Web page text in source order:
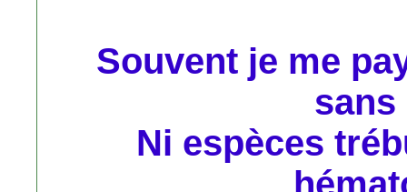
Souvent je me
sans
Ni espèces